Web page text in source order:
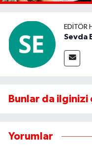
EDITÖR
Sevda
Bunlar da ilginizi
Yorumlar